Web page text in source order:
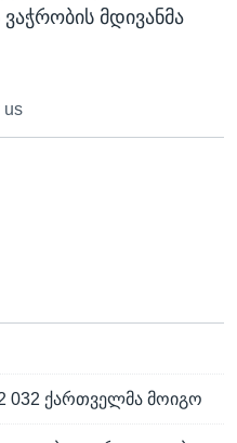
მდივანმა
us
032 ქართველმა მოიგო